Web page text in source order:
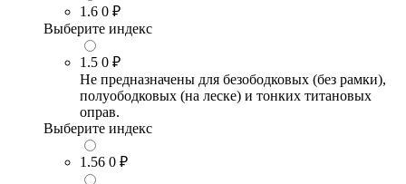
1.6 0 ₽
Выберите индекс
1.5 0 ₽
Не предназначены для безободковых (без рамки),
полуободковых (на леске) и тонких титановых
оправ.
Выберите индекс
1.56 0 ₽